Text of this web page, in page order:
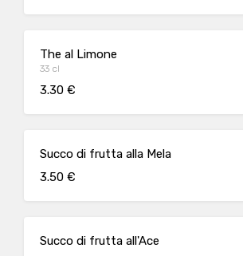
The al Limone
33 cl
3.30 €
Succo di frutta alla Mela
3.50 €
Succo di frutta all'Ace